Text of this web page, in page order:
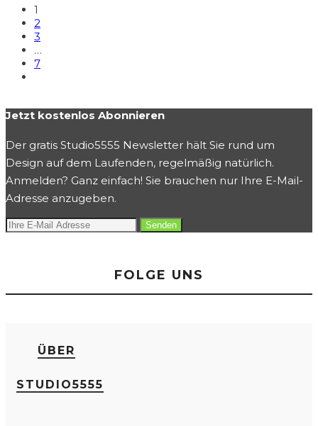
1
2
3
…
7
Jetzt kostenlos Abonnieren
Der gratis Studio5555 Newsletter hält Sie rund um
Design auf dem Laufenden, regelmäßig natürlich.
Anmelden? Ganz einfach! Sie brauchen nur Ihre E-Mail-
Adresse anzugeben.
FOLGE UNS
ÜBER
STUDIO5555